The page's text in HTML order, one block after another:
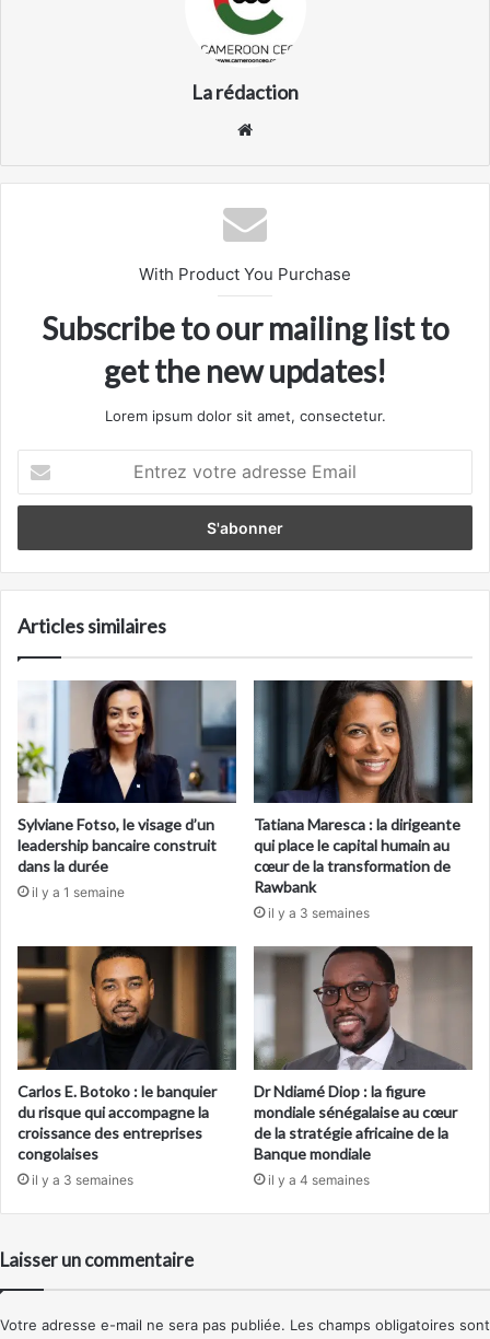
La rédaction
With Product You Purchase
Subscribe to our mailing list to
get the new updates!
Lorem ipsum dolor sit amet, consectetur.
votre
adresse
Articles similaires
Sylviane Fotso, le visage d’un
leadership bancaire construit
dans la durée
il y a 1 semaine
Tatiana Maresca : la dirigeante
qui place le capital humain au
cœur de la transformation de
Rawbank
il y a 3 semaines
Carlos E. Botoko : le banquier
du risque qui accompagne la
croissance des entreprises
congolaises
il y a 3 semaines
Dr Ndiamé Diop : la figure
mondiale sénégalaise au cœur
de la stratégie africaine de la
Banque mondiale
il y a 4 semaines
Laisser un commentaire
Votre adresse e-mail ne sera pas publiée. Les champs obligatoires sont